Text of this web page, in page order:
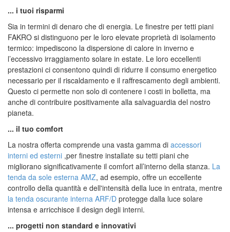
... i tuoi risparmi
Sia in termini di denaro che di energia. Le finestre per tetti piani
FAKRO si distinguono per le loro elevate proprietà di isolamento
termico: impediscono la dispersione di calore in inverno e
l’eccessivo irraggiamento solare in estate. Le loro eccellenti
prestazioni ci consentono quindi di ridurre il consumo energetico
necessario per il riscaldamento e il raffrescamento degli ambienti.
Questo ci permette non solo di contenere i costi in bolletta, ma
anche di contribuire positivamente alla salvaguardia del nostro
pianeta.
... il tuo comfort
La nostra offerta comprende una vasta gamma di accessori
interni ed esterni ,per finestre installate su tetti piani che
migliorano significativamente il comfort all’interno della stanza. La
tenda da sole esterna AMZ, ad esempio, offre un eccellente
controllo della quantità e dell'intensità della luce in entrata, mentre
la tenda oscurante interna ARF/D protegge dalla luce solare
intensa e arricchisce il design degli interni.
... progetti non standard e innovativi